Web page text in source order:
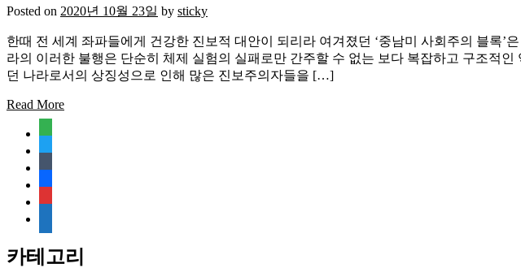
Posted on 2020년 10월 23일 by sticky
한때 전 세계 좌파들에게 건강한 진보적 대안이 되리라 여겨졌던 ‘중남미 사회주의 블록
라의 이러한 불행은 단순히 체제 실험의 실패로만 간주할 수 없는 보다 복잡하고 구조적
던 나라로서의 상징성으로 인해 많은 진보주의자들을 […]
Read More
document
카테고리